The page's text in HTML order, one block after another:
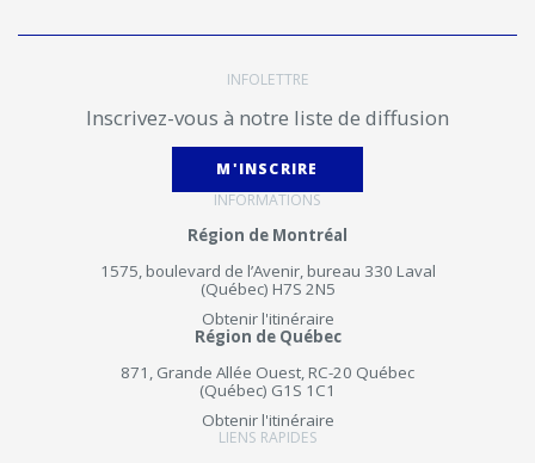
INFOLETTRE
Inscrivez-vous à notre liste de diffusion
M'INSCRIRE
INFORMATIONS
Région de Montréal
1575, boulevard de l’Avenir, bureau 330 Laval
(Québec) H7S 2N5
Obtenir l'itinéraire
Région de Québec
871, Grande Allée Ouest, RC-20 Québec
(Québec) G1S 1C1
Obtenir l'itinéraire
LIENS RAPIDES